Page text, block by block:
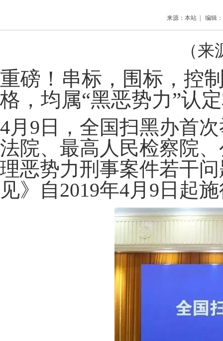
来源：本站 | 编辑
（
重磅！串标，围标，控
格，均属“黑恶势力”认
4月9日，全国扫黑办首
法院、最高人民检察院
理恶势力刑事案件若干
见》自2019年4月9日起